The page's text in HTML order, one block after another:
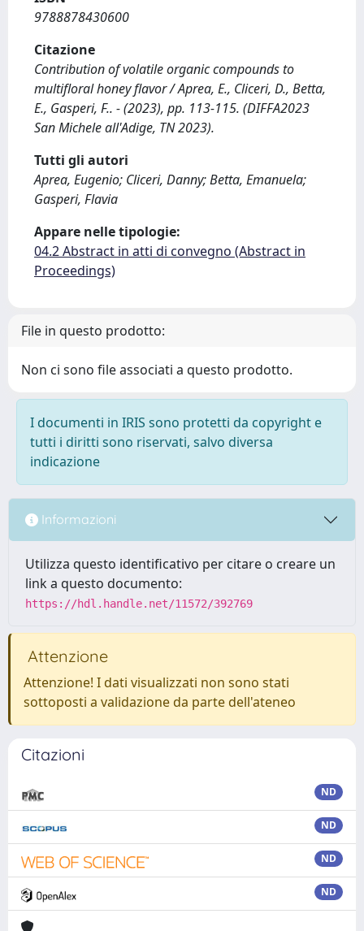
9788878430600
Citazione
Contribution of volatile organic compounds to
multifloral honey flavor / Aprea, E., Cliceri, D., Betta,
E., Gasperi, F.. - (2023), pp. 113-115. (DIFFA2023
San Michele all'Adige, TN 2023).
Tutti gli autori
Aprea, Eugenio; Cliceri, Danny; Betta, Emanuela;
Gasperi, Flavia
Appare nelle tipologie:
04.2 Abstract in atti di convegno (Abstract in
Proceedings)
File in questo prodotto:
Non ci sono file associati a questo prodotto.
I documenti in IRIS sono protetti da copyright e
tutti i diritti sono riservati, salvo diversa
indicazione
Informazioni
Utilizza questo identificativo per citare o creare un
link a questo documento:
https://hdl.handle.net/11572/392769
Attenzione
Attenzione! I dati visualizzati non sono stati
sottoposti a validazione da parte dell'ateneo
Citazioni
ND
ND
ND
ND